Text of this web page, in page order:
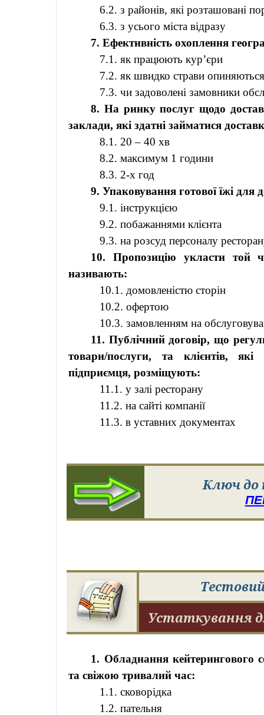
6.2. з районів, які розташовані
6.3. з усього міста відразу
7. Ефективність охоплення
7.1. як працюють кур’єри
7.2. як швидко страви
7.3. чи задоволені замовники
8. На ринку послуг щодо
заклади, які здатні займатися
8.1. 20 – 40 хв
8.2. максимум 1 години
8.3. 2-х год
9. Упаковування готової їжі для
9.1. інструкцією
9.2. побажаннями клієнта
9.3. на розсуд персоналу
10. Пропозицію укласти той
називають:
10.1. домовленістю сторін
10.2. офертою
10.3. замовленням на
11. Публічний договір, що
товари/послуги, та клієнтів,
підприємця, розміщують:
11.1. у залі ресторану
11.2. на сайті компанії
11.3. в уставних документах
Ключ до
Устаткування
1. Обладнання кейтерингового
та свіжою тривалий час:
1.1. сковорідка
1.2. пательня